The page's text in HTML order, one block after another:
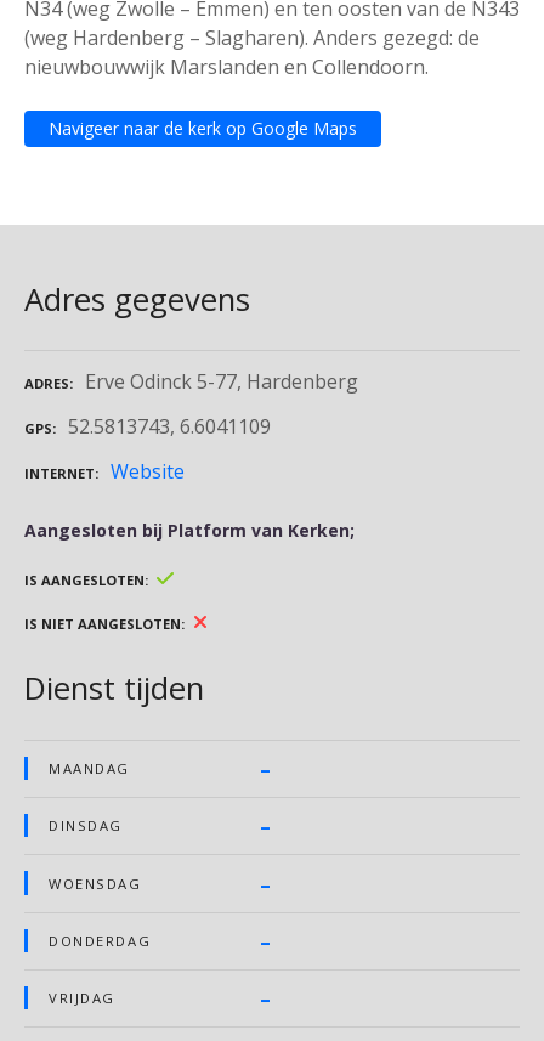
N34 (weg Zwolle – Emmen) en ten oosten van de N343
(weg Hardenberg – Slagharen). Anders gezegd: de
nieuwbouwwijk Marslanden en Collendoorn.
Navigeer naar de kerk op Google Maps
Adres gegevens
ADRES Erve Odinck 5-77, Hardenberg
GPS 52.5813743, 6.6041109
INTERNET Website
Aangesloten bij Platform van Kerken;
IS AANGESLOTEN
IS NIET AANGESLOTEN
Dienst tijden
MAANDAG –
DINSDAG –
WOENSDAG –
DONDERDAG –
VRIJDAG –